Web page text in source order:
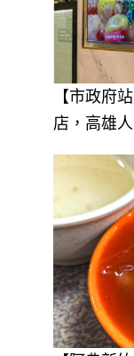
【市政府
店，高雄